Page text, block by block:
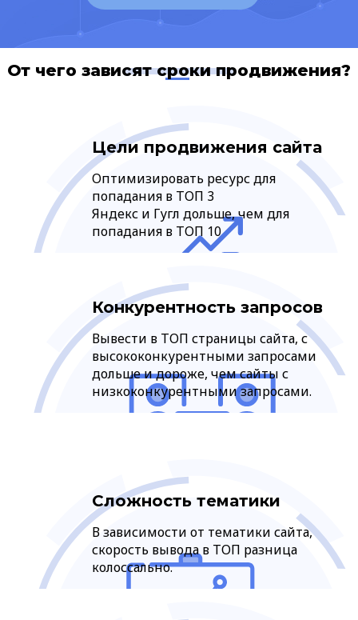
От чего зависят сроки продвижения?
Цели продвижения сайта
Оптимизировать ресурс для
попадания в ТОП 3
Яндекс и Гугл дольше, чем для
попадания в ТОП 10
Конкурентность запросов
Вывести в ТОП страницы сайта, с
высококонкурентными запросами
дольше и дороже, чем сайты с
низкоконкурентными запросами.
Сложность тематики
В зависимости от тематики сайта,
скорость вывода в ТОП разница
колоссально.